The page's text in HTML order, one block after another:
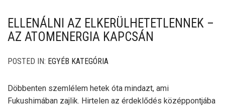
ELLENÁLNI AZ ELKERÜLHETETLENNEK –
AZ ATOMENERGIA KAPCSÁN
POSTED IN: EGYÉB KATEGÓRIA
Döbbenten szemlélem hetek óta mindazt, ami
Fukushimában zajlik. Hirtelen az érdeklődés középpontjába